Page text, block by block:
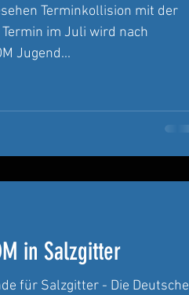
Terminkollision mit der
im Juli wird nach
Jugend...
in Salzgitter
für Salzgitter - Die Deutsche